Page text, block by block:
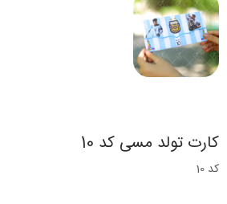
کارت تولد مسی کد 10
کد 10